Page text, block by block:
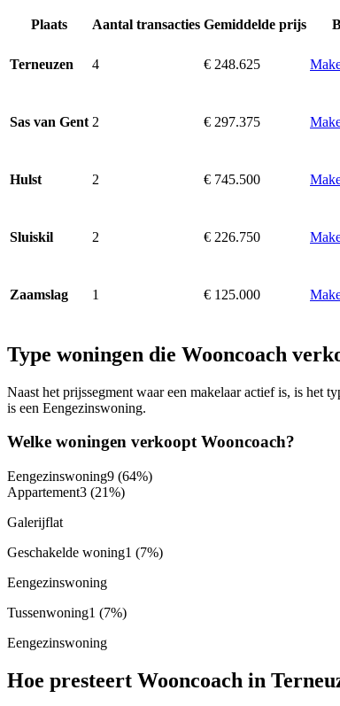
Plaats Aantal transacties Gemiddelde prijs
Terneuzen 4 € 248.625
Sas van Gent 2 € 297.375
Hulst 2 € 745.500
Sluiskil 2 € 226.750
Zaamslag 1 € 125.000
Type woningen die Wooncoach
Naast het prijssegment waar een makelaar actief is, is het
is een Eengezinswoning.
Welke woningen verkoopt Wooncoach?
Eengezinswoning9 (64%)
Appartement3 (21%)
Galerijflat
Geschakelde woning1 (7%)
Eengezinswoning
Tussenwoning1 (7%)
Eengezinswoning
Hoe presteert Wooncoach in